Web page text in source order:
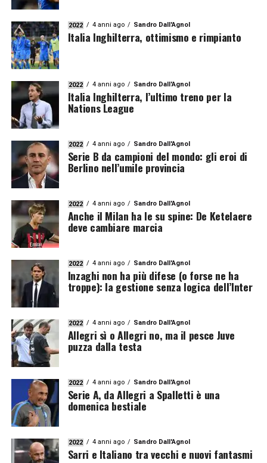
2022 4 anni ago Sandro Dall'Agnol
Italia Inghilterra, ottimismo e rimpianto
2022 4 anni ago Sandro Dall'Agnol
Italia Inghilterra, l’ultimo treno per la
Nations League
2022 4 anni ago Sandro Dall'Agnol
Serie B da campioni del mondo: gli eroi di
Berlino nell’umile provincia
2022 4 anni ago Sandro Dall'Agnol
Anche il Milan ha le su spine: De Ketelaere
deve cambiare marcia
2022 4 anni ago Sandro Dall'Agnol
Inzaghi non ha più difese (o forse ne ha
troppe): la gestione senza logica dell’Inter
2022 4 anni ago Sandro Dall'Agnol
Allegri sì o Allegri no, ma il pesce Juve
puzza dalla testa
2022 4 anni ago Sandro Dall'Agnol
Serie A, da Allegri a Spalletti è una
domenica bestiale
2022 4 anni ago Sandro Dall'Agnol
Sarri e Italiano tra vecchi e nuovi fantasmi